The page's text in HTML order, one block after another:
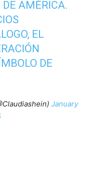
DE AMÉRICA.
EL
DE
January